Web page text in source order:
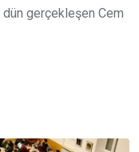
gerçekleşen Cem